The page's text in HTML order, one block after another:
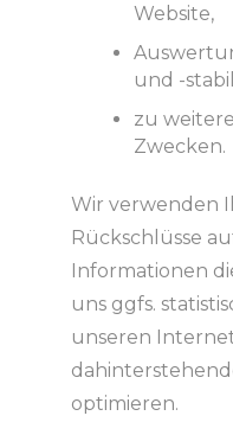
Website,
und -
zu
Zwecken.
Wir verwenden
Rückschlüsse
Informationen
uns ggfs.
unseren
optimieren.